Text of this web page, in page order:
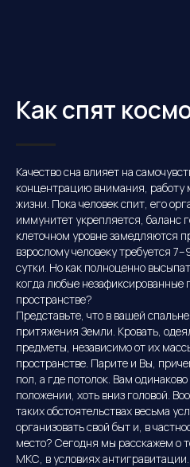
Как спят
Качество сна влияет на
концентрацию внимания, работу
жизни. Пока человек спит, его
иммунитет укрепляется, баланс
клеточном уровне замедляются
взрослому человеку требуется
сутки. Но как полноценно
когда любые незафиксированные
пространстве?
Представьте, что в вашей
притяжения Земли. Кровать,
предметы, независимо от их
пространстве. Парите и Вы,
пол, а где потолок. Вам
положении, хоть вниз головой.
таких обстоятельствах весьма
организовать свой быт и, в
место? Сегодня мы расскажем о
МКС, в условиях антигравитации.